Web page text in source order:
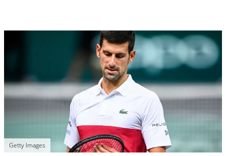
Getty Images